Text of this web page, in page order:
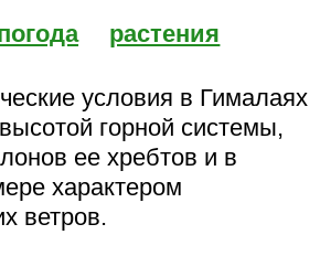
растения
условия в Гималаях
горной системы,
ее хребтов и в
характером
ветров.